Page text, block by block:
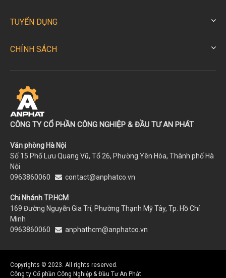
TUYỂN DỤNG
CHÍNH SÁCH
CÔNG TY CỔ PHẦN CÔNG NGHIỆP & ĐẦU TƯ AN PHÁT
Văn phòng Hà Nội
Số 15 Phố Lưu Quang Vũ, Tổ 26, Phường Yên Hòa, Thành phố Hà
Nội
0963860060
contact@anphatco.vn
Chi Nhánh TP.HCM
169 Đường Nguyễn Gia Trí, Phường Thạnh Mỹ Tây, Tp. Hồ Chí
Minh
0963860060
anphathcm@anphatco.vn
Copyrights © 2023. All rights reserved.
Công ty Cổ phần Công Nghiệp & Đầu Tư An Phát